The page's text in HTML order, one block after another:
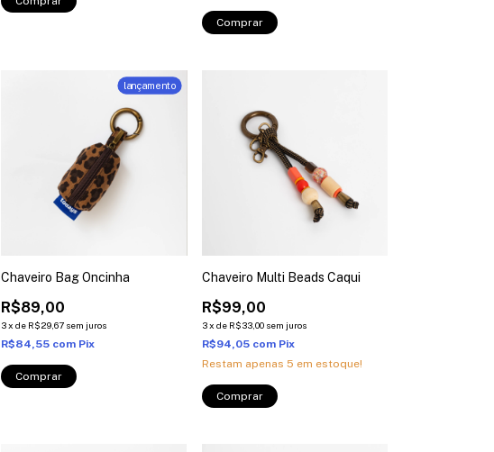
lançamento
Chaveiro Bag Oncinha
R$89,00
3xde R$29,67 sem juros
R$84,55 com Pix
Chaveiro Multi Beads Caqui
R$99,00
3 x de R$33,00 sem juros
R$94,05 com Pix
Restam apenas 5 em estoque!